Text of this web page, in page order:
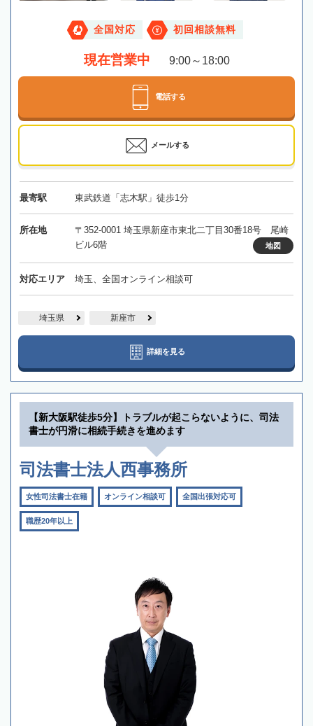
全国対応 初回相談無料
現在営業中 9:00～18:00
電話する
メールする
最寄駅 東武鉄道「志木駅」徒歩1分
所在地
〒352-0001 埼玉県新座市東北二丁目30番18号 尾崎
ビル6階
地図
対応エリア 埼玉、全国オンライン相談可
埼玉県 新座市
詳細を見る
【新大阪駅徒歩5分】トラブルが起こらないように、司法
書士が円滑に相続手続きを進めます
司法書士法人西事務所
女性司法書士在籍 オンライン相談可 全国出張対応可
職歴20年以上